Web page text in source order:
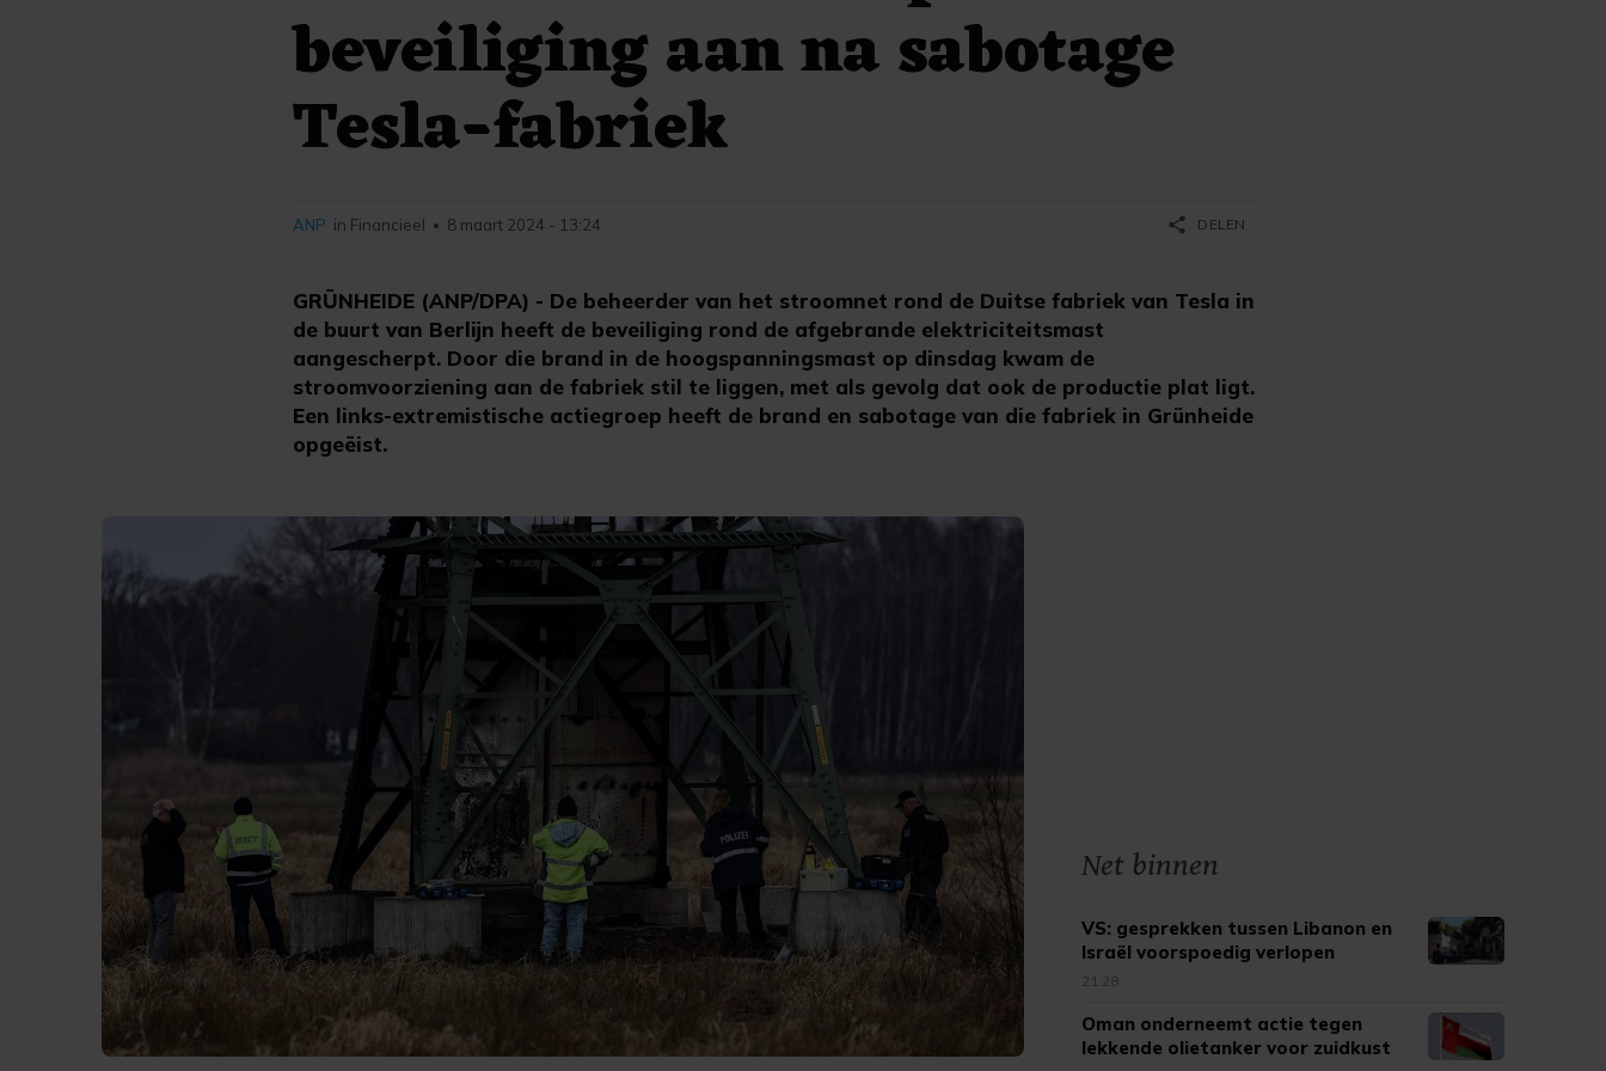
beveiliging aan na sabotage
Tesla-fabriek
GRÜNHEIDE (ANP/DPA) - De beheerder van het stroomnet rond de Duitse fabriek van Tesla in
de buurt van Berlijn heeft de beveiliging rond de afgebrande elektriciteitsmast
aangescherpt. Door die brand in de hoogspanningsmast op dinsdag kwam de
stroomvoorziening aan de fabriek stil te liggen, met als gevolg dat ook de productie plat ligt.
Een links-extremistische actiegroep heeft de brand en sabotage van die fabriek in Grünheide
opgeëist.
ANP in Financieel • 8 maart 2024 - 13:24 share DELEN
Net binnen
VS: gesprekken tussen Libanon en
Israël voorspoedig verlopen
21:28
Oman onderneemt actie tegen
lekkende olietanker voor zuidkust